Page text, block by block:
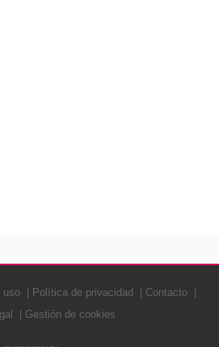
uso Política de privacidad
Contacto
Gestión de cookies